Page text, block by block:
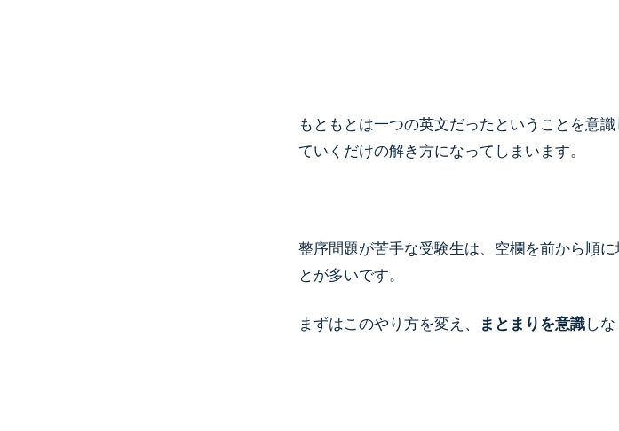
もともとは一つの英文だったということを意
ていくだけの解き方になってしまいます。
整序問題が苦手な受験生は、空欄を前から順
とが多いです。
まずはこのやり方を変え、 まとまりを意識し